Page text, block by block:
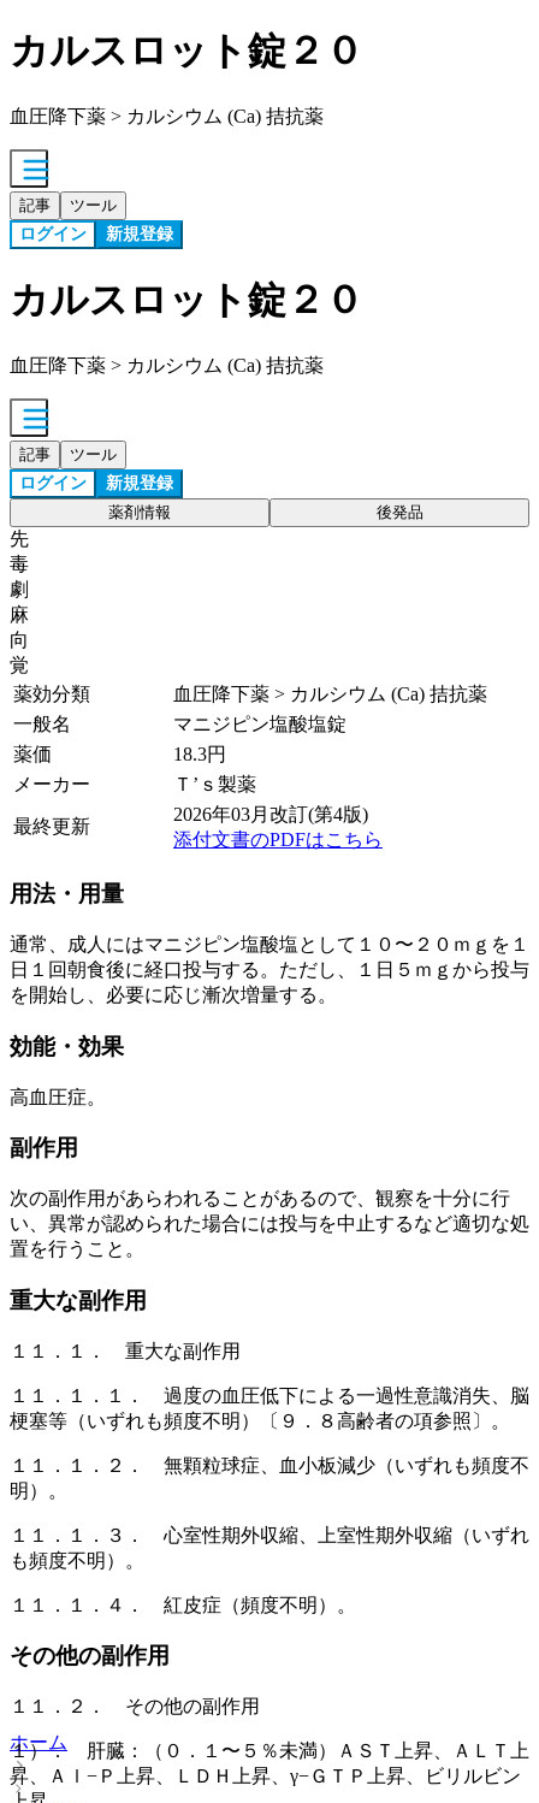
カルスロット錠２０
血圧降下薬 > カルシウム (Ca) 拮抗薬
記事 ツール
ログイン 新規登録
カルスロット錠２０
血圧降下薬 > カルシウム (Ca) 拮抗薬
記事 ツール
ログイン 新規登録
薬剤情報 後発品
先
毒
劇
麻
向
覚
薬効分類
血圧降下薬 > カルシウム (Ca) 拮抗薬
一般名
マニジピン塩酸塩錠
薬価
18.3円
メーカー
Ｔ’ｓ製薬
最終更新
2026年03月改訂(第4版)
添付文書のPDFはこちら
用法・用量
通常、成人にはマニジピン塩酸塩として１０〜２０ｍｇを１
日１回朝食後に経口投与する。ただし、１日５ｍｇから投与
を開始し、必要に応じ漸次増量する。
効能・効果
高血圧症。
副作用
次の副作用があらわれることがあるので、観察を十分に行
い、異常が認められた場合には投与を中止するなど適切な処
置を行うこと。
重大な副作用
１１．１． 重大な副作用
１１．１．１． 過度の血圧低下による一過性意識消失、脳
梗塞等（いずれも頻度不明）〔９．８高齢者の項参照〕。
１１．１．２． 無顆粒球症、血小板減少（いずれも頻度不
明）。
１１．１．３． 心室性期外収縮、上室性期外収縮（いずれ
も頻度不明）。
１１．１．４． 紅皮症（頻度不明）。
その他の副作用
１１．２． その他の副作用
１）． 肝臓：（０．１〜５％未満）ＡＳＴ上昇、ＡＬＴ上
昇、Ａｌ−Ｐ上昇、ＬＤＨ上昇、γ−ＧＴＰ上昇、ビリルビン
ホーム